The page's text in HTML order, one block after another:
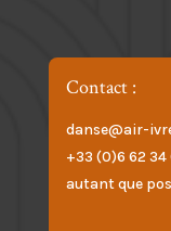
Contact :
danse@air-
+33 (0)6 62
autant que